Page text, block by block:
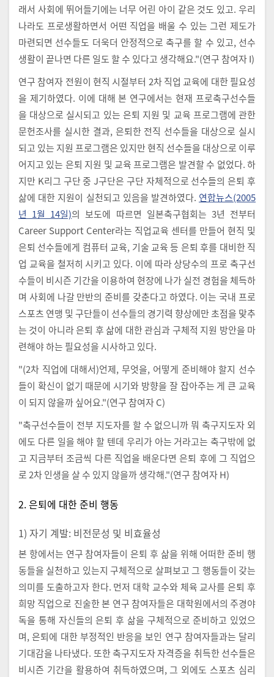
래서 사회에 뛰어들기에는 너무 어린 아이 같은 것도 있고. 우리
나라도 프로생활하면서 어떤 직업을 배울 수 있는 그런 제도가
마련되면 선수들도 더욱더 안정적으로 축구를 할 수 있고, 선수
생활이 끝나면 다른 일도 할 수 있다고 생각해요."(연구 참여자 I)
연구 참여자 전원이 현직 시절부터 2차 직업 교육에 대한 필요성
을 제기하였다. 이에 대해 본 연구에서는 현재 프로축구선수들
을 대상으로 실시되고 있는 은퇴 지원 및 교육 프로그램에 관한
문헌조사를 실시한 결과, 은퇴한 전직 선수들을 대상으로 실시
되고 있는 지원 프로그램은 있지만 현직 선수들을 대상으로 이루
어지고 있는 은퇴 지원 및 교육 프로그램은 발견할 수 없었다. 하
지만 K리그 구단 중 J구단은 구단 자체적으로 선수들의 은퇴 후
삶에 대한 지원이 실천되고 있음을 발견하였다. 연합뉴스(2005
년 1월 14일)의 보도에 따르면 일본축구협회는 3년 전부터
Career Support Center라는 직업교육 센터를 만들어 현직 및
은퇴 선수들에게 컴퓨터 교육, 기술 교육 등 은퇴 후를 대비한 직
업 교육을 철저히 시키고 있다. 이에 따라 상당수의 프로 축구선
수들이 비시즌 기간을 이용하여 현장에 나가 실전 경험을 체득하
며 사회에 나갈 만반의 준비를 갖춘다고 하였다. 이는 국내 프로
스포츠 연맹 및 구단들이 선수들의 경기력 향상에만 초점을 맞추
는 것이 아니라 은퇴 후 삶에 대한 관심과 구체적 지원 방안을 마
련해야 하는 필요성을 시사하고 있다.
"(2차 직업에 대해서)언제, 무엇을, 어떻게 준비해야 할지 선수
들이 확신이 없기 때문에 시기와 방향을 잘 잡아주는 게 큰 교육
이 되지 않을까 싶어요."(연구 참여자 C)
"축구선수들이 전부 지도자를 할 수 없으니까 뭐 축구지도자 외
에도 다른 일을 해야 할 텐데 우리가 아는 거라고는 축구밖에 없
고 지금부터 조금씩 다른 직업을 배운다면 은퇴 후에 그 직업으
로 2차 인생을 살 수 있지 않을까 생각해."(연구 참여자 H)
2. 은퇴에 대한 준비 행동
1) 자기 계발: 비전문성 및 비효율성
본 항에서는 연구 참여자들이 은퇴 후 삶을 위해 어떠한 준비 행
동들을 실천하고 있는지 구체적으로 살펴보고 그 행동들이 갖는
의미를 도출하고자 한다. 먼저 대학 교수와 체육 교사를 은퇴 후
희망 직업으로 진술한 본 연구 참여자들은 대학원에서의 주경야
독을 통해 자신들의 은퇴 후 삶을 구체적으로 준비하고 있었으
며, 은퇴에 대한 부정적인 반응을 보인 연구 참여자들과는 달리
기대감을 나타냈다. 또한 축구지도자 자격증을 취득한 선수들은
비시즌 기간을 활용하여 취득하였으며, 그 외에도 스포츠 심리